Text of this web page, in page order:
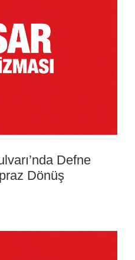
Defne
Dönüş